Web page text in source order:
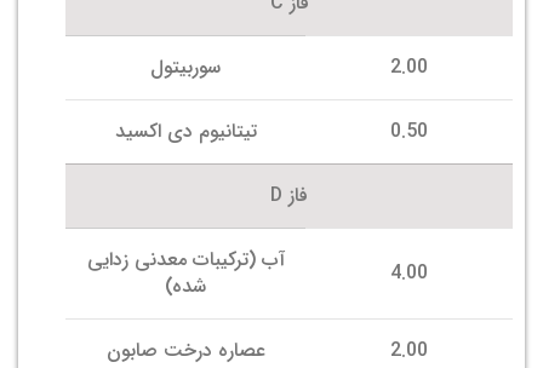
2.00 سوربیتول
0.50 تیتانیوم دی اکسید
فاز D
4.00
آب (ترکیبات معدنی زدایی
شده)
2.00 عصاره درخت صابون